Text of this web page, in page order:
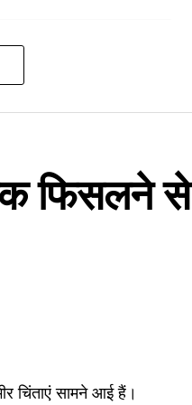
रहा था। जैसे ही वाहन
बड़ा हादसा हो सकता
और पुलिस व प्रशासन को
सुरक्षित
गया है।
फिसलने से
चिंताएं सामने आई हैं।